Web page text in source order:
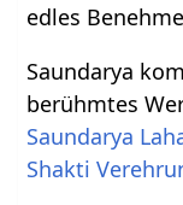
edles
Saundarya
berühmtes
Saundarya
Shakti